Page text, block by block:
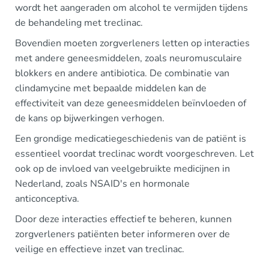
wordt het aangeraden om alcohol te vermijden tijdens
de behandeling met treclinac.
Bovendien moeten zorgverleners letten op interacties
met andere geneesmiddelen, zoals neuromusculaire
blokkers en andere antibiotica. De combinatie van
clindamycine met bepaalde middelen kan de
effectiviteit van deze geneesmiddelen beïnvloeden of
de kans op bijwerkingen verhogen.
Een grondige medicatiegeschiedenis van de patiënt is
essentieel voordat treclinac wordt voorgeschreven. Let
ook op de invloed van veelgebruikte medicijnen in
Nederland, zoals NSAID's en hormonale
anticonceptiva.
Door deze interacties effectief te beheren, kunnen
zorgverleners patiënten beter informeren over de
veilige en effectieve inzet van treclinac.